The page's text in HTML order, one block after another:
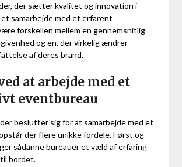
der sætter kvalitet og innovation i
samarbejde med et erfarent
forskellen mellem en gennemsnitlig
og en, der virkelig ændrer
af deres brand.
at arbejde med et
eventbureau
beslutter sig for at samarbejde med et
der flere unikke fordele. Først og
sådanne bureauer et væld af erfaring
bordet.